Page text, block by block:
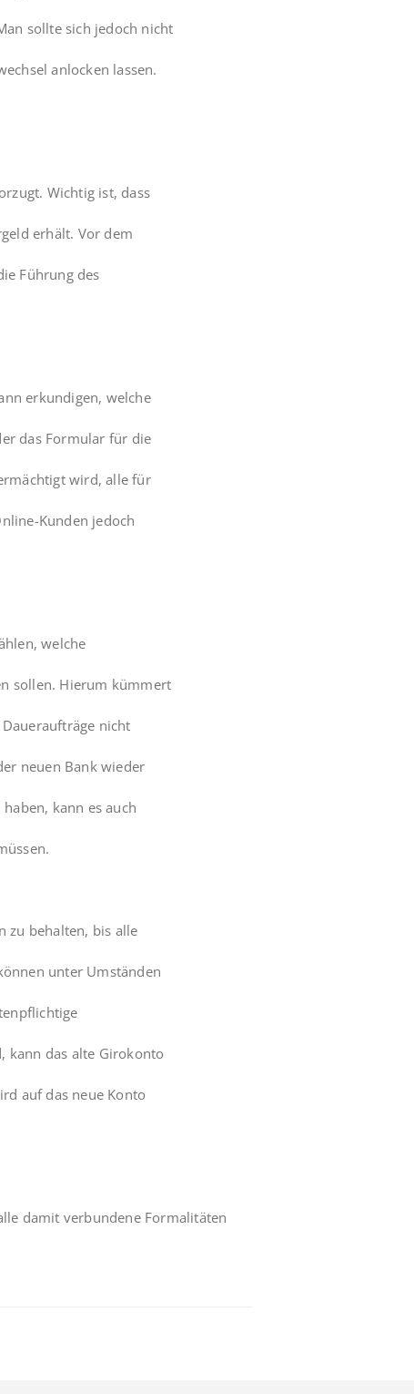
sollte sich jedoch nicht
anlocken lassen.
Wichtig ist, dass
erhält. Vor dem
Führung des
erkundigen, welche
das Formular für die
wird, alle für
Kunden jedoch
welche
sollen. Hierum kümmert
nicht
neuen Bank wieder
kann es auch
zu behalten, bis alle
unter Umständen
kann das alte Girokonto
auf das neue Konto
damit verbundene Formalitäten